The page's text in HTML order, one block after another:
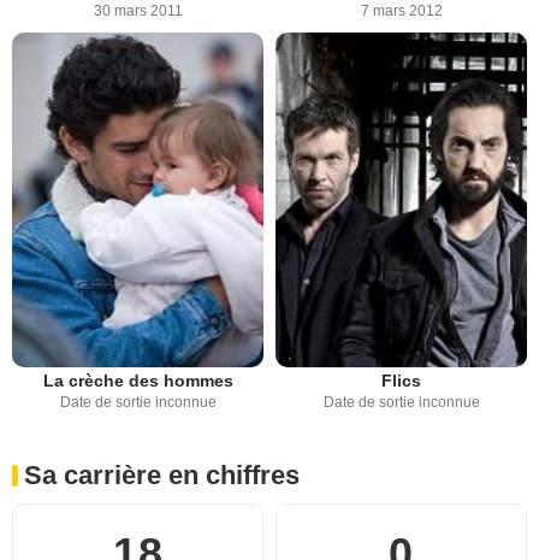
30 mars 2011 7 mars 2012
La crèche des hommes
Date de sortie inconnue
Flics
Date de sortie inconnue
Sa carrière en chiffres